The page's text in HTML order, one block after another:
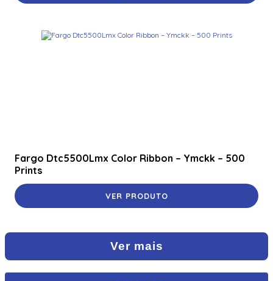
Fargo Dtc5500Lmx Color Ribbon – Ymckk – 500
Prints
VER PRODUTO
Ver mais